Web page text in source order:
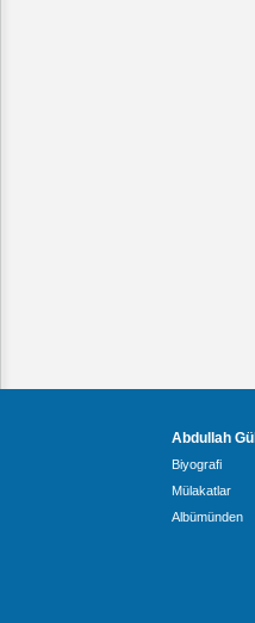
Abdullah Gül
Biyografi
Mülakatlar
Albümünden